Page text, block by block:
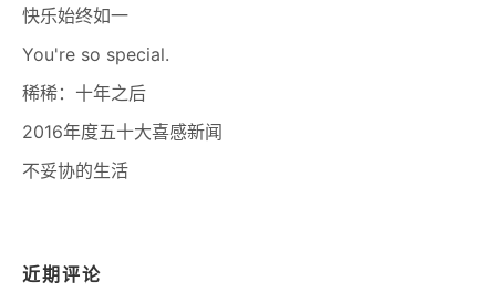
快乐始终如一
You're so special.
稀稀：十年之后
2016年度五十大喜感新闻
不妥协的生活
近期评论